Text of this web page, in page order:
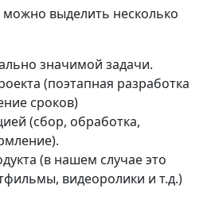
выделить несколько
значимой задачи.
(поэтапная разработка
сроков)
(сбор, обработка,
(в нашем случае это
видеоролики и т.д.)